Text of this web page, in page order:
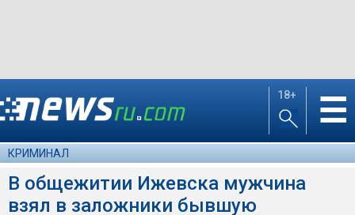
18+ ☰
КРИМИНАЛ
В общежитии Ижевска мужчина
взял в заложники бывшую